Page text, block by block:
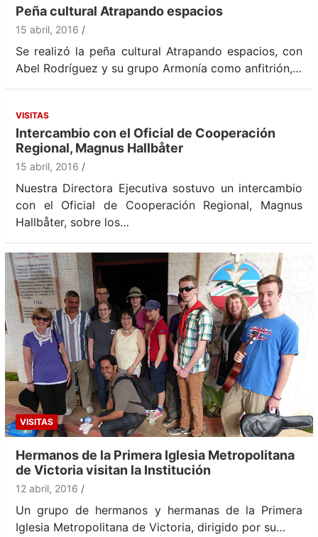
Peña cultural Atrapando espacios
15 abril, 2016
Se realizó la peña cultural Atrapando espacios, con
Abel Rodríguez y su grupo Armonía como anfitrión,…
VISITAS
Intercambio con el Oficial de Cooperación
Regional, Magnus Hallbåter
15 abril, 2016
Nuestra Directora Ejecutiva sostuvo un intercambio
con el Oficial de Cooperación Regional, Magnus
Hallbåter, sobre los…
VISITAS
Hermanos de la Primera Iglesia Metropolitana
de Victoria visitan la Institución
12 abril, 2016
Un grupo de hermanos y hermanas de la Primera
Iglesia Metropolitana de Victoria, dirigido por su…